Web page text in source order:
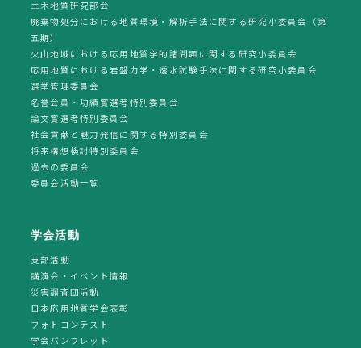
土木地質研究部会
廃棄物処分における地質環境・解析手法に関する研究小委員会（第
五期）
火山地域における応用地質学的諸問題に関する研究小委員会
応用地質における岩盤力学・透水試験手法に関する研究小委員会
選挙管理委員会
名誉会員・功績賞選考特別委員会
論文賞選考特別委員会
社会貢献と魅力発信に関する特別委員会
将来構想検討特別委員会
過去の委員会
委員会活動一覧
学会活動
支部活動
講演会・イベント情報
災害調査団活動
日本応用地質学会表彰
フォトコンテスト
学会パンフレット